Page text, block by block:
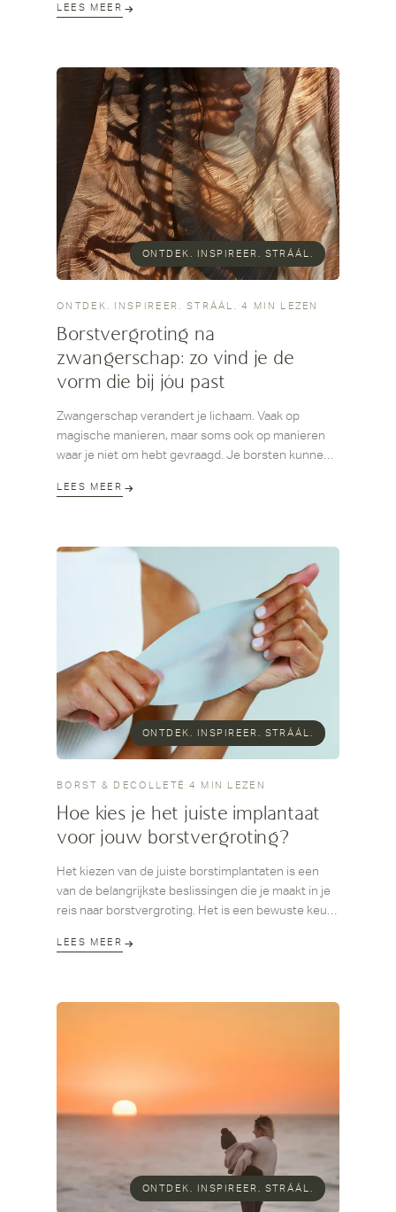
LEES MEER
ONTDEK. INSPIREER. STRÁÁL.
ONTDEK. INSPIREER. STRÁÁL. ·4 MIN LEZEN
Borstvergroting na
zwangerschap: zo vind je de
vorm die bij jóu past
Zwangerschap verandert je lichaam. Vaak op
magische manieren, maar soms ook op manieren
waar je niet om hebt gevraagd. Je borsten kunnen
aanvoelen of asymmetrisch worden. En hoewel je
van jezelf die beter klopt met hoe jij je vanbinnen
LEES MEER
ONTDEK. INSPIREER. STRÁÁL.
BORST & DECOLLETÉ · 4 MIN LEZEN
Hoe kies je het juiste implantaat
voor jouw borstvergroting?
Het kiezen van de juiste borstimplantaten is een
van de belangrijkste beslissingen die je maakt in je
reis naar borstvergroting. Het is een bewuste keuze
verhaal. Bij Clinique Rebelle geloven we dat een
wilt zijn.
LEES MEER
ONTDEK. INSPIREER. STRÁÁL.